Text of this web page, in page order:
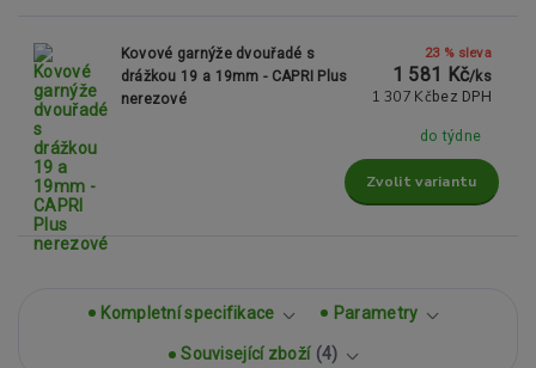
Kovové garnýže dvouřadé s
drážkou 19 a 19mm - CAPRI Plus
nerezové
23 % sleva
1 581 Kč/ks
1 307 Kč bez DPH
do týdne
Zvolit variantu
Kompletní specifikace Parametry
Související zboží 4